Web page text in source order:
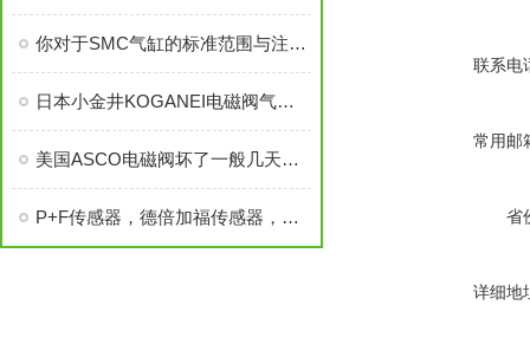
你对于SMC气缸的标准范围与注意事项了解多少?
日本小金井KOGANEI电磁阀气缸，KOGANEI电磁阀
美国ASCO电磁阀坏了一般几天恢复
P+F传感器，德倍加福传感器，德P+F,P+F
联系电
常用邮
省
详细地